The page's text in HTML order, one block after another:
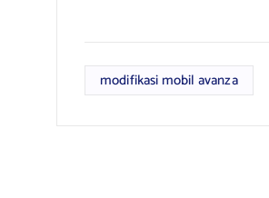
modifikasi mobil avanza